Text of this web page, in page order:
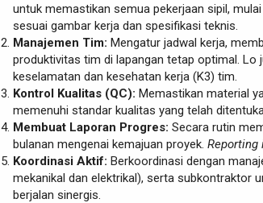
untuk memastikan semua pekerjaan sipil,
sesuai gambar kerja dan spesifikasi teknis.
Manajemen Tim: Mengatur jadwal kerja,
produktivitas tim di lapangan tetap optimal. Lo
keselamatan dan kesehatan kerja (K3) tim.
Kontrol Kualitas (QC): Memastikan material
memenuhi standar kualitas yang telah
Membuat Laporan Progres: Secara rutin
bulanan mengenai kemajuan proyek. Reporting
Koordinasi Aktif: Berkoordinasi dengan
mekanikal dan elektrikal), serta subkontraktor
berjalan sinergis.